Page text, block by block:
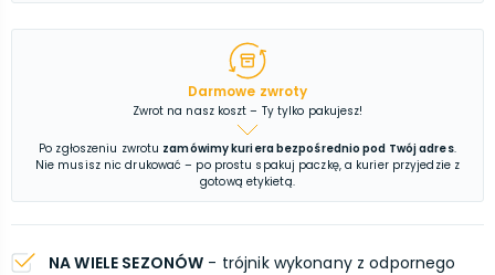
Darmowe zwroty
Zwrot na nasz koszt – Ty tylko pakujesz!
Po zgłoszeniu zwrotu zamówimy kuriera bezpośrednio pod Twój adres.
Nie musisz nic drukować – po prostu spakuj paczkę, a kurier przyjedzie z
gotową etykietą.
NA WIELE SEZONÓW - trójnik wykonany z odpornego